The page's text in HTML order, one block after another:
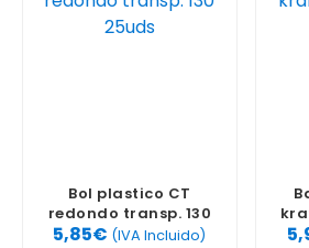
Bol plastico CT
redondo transp. 130
25uds
5,85€ (IVA Incluido)